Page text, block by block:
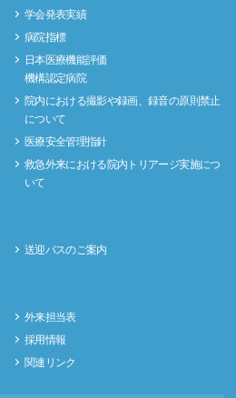
学会発表実績
病院指標
日本医療機能評価
機構認定病院
院内における撮影や録画、録音の原則禁止
について
医療安全管理指針
救急外来における院内トリアージ実施につ
いて
送迎バスのご案内
外来担当表
採用情報
関連リンク